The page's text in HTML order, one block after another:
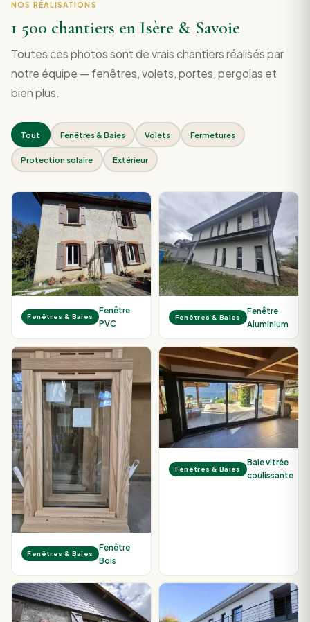
NOS RÉALISATIONS
1 500 chantiers en Isère & Savoie
Toutes ces photos sont de vrais chantiers réalisés par
notre équipe — fenêtres, volets, portes, pergolas et
bien plus.
Tout Fenêtres & Baies Volets Fermetures
Protection solaire Extérieur
Fenêtres & Baies
Fenêtre
PVC
Fenêtres & Baies
Fenêtre
Aluminium
Fenêtres & Baies
Fenêtre
Bois
Fenêtres & Baies
Baie vitrée
coulissante